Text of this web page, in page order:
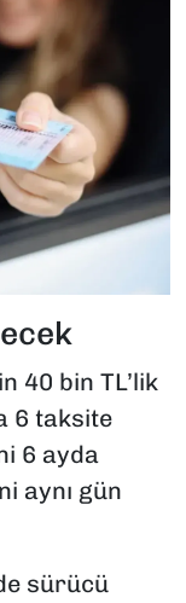
40 bin TL’lik
6 taksite
6 ayda
aynı gün
sürücü